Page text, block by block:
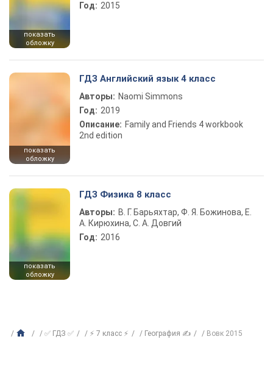
показать
обложку
Год: 2015
показать
обложку
ГДЗ Английский язык 4 класс
Авторы: Naomi Simmons
Год: 2019
Описание: Family and Friends 4 workbook
2nd edition
показать
обложку
ГДЗ Физика 8 класс
Авторы: В. Г. Барьяхтар, Ф. Я. Божинова, Е.
А. Кирюхина, С. А. Довгий
Год: 2016
✅ ГДЗ ✅ ⚡ 7 класс ⚡ География ✍ Вовк 2015